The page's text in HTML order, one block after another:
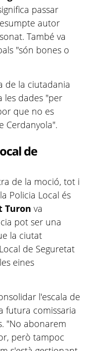
passar
autor
També va
"són bones o
de la ciutadania
les dades "per
que no es
Cerdanyola".
de
de la moció, tot i
Policia Local és
Turon va
pot ser una
la ciutat
de Seguretat
eines
l'escala de
futura comissaria
"No abonarem
però tampoc